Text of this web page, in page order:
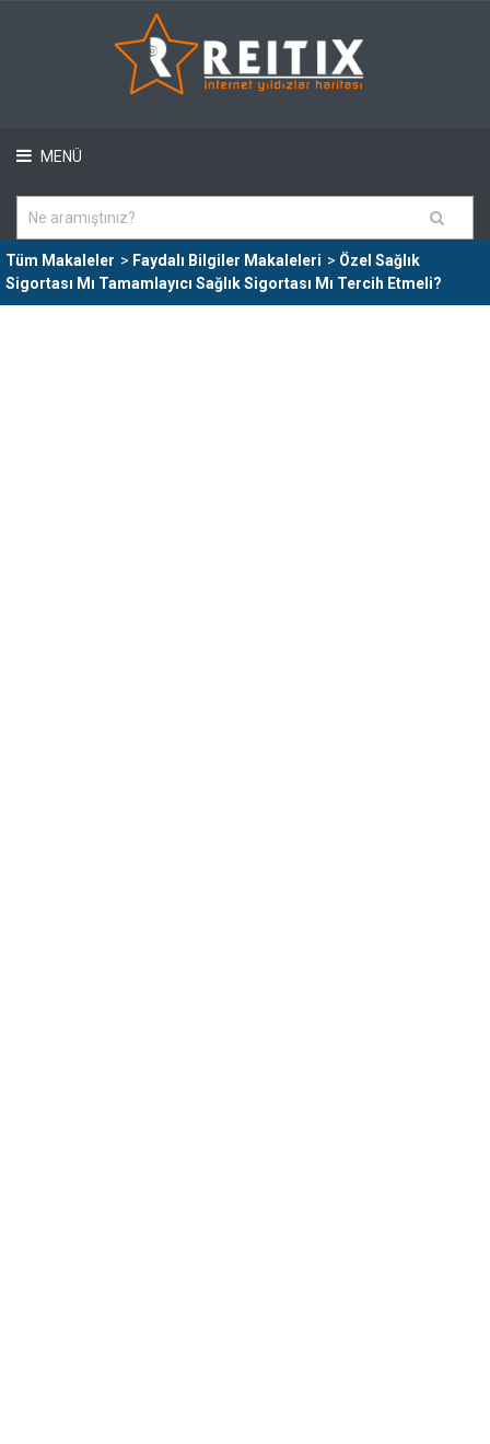
MENÜ
Tüm Makaleler > Faydalı Bilgiler Makaleleri > Özel Sağlık
Sigortası Mı Tamamlayıcı Sağlık Sigortası Mı Tercih Etmeli?